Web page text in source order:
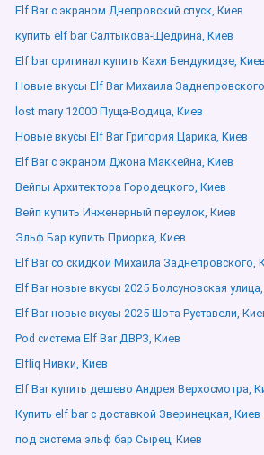
Elf Bar с экраном Днепровский спуск, Киев
купить elf bar Салтыкова-Щедрина, Киев
Elf bar оригинал купить Кахи Бендукидзе, Киев
Новые вкусы Elf Bar Михаила
lost mary 12000 Пуща-Водица, Киев
Новые вкусы Elf Bar Григория Царика, Киев
Elf Bar с экраном Джона Маккейна, Киев
Вейпы Архитектора Городецкого, Киев
Вейп купить Инженерный переулок, Киев
Эльф Бар купить Приорка, Киев
Elf Bar со скидкой Михаила Заднепровского,
Elf Bar новые вкусы 2025 Болсуновская
Elf Bar новые вкусы 2025 Шота Руставели,
Pod система Elf Bar ДВРЗ, Киев
Elfliq Нивки, Киев
Elf Bar купить дешево Андрея Верхосмотра,
Купить elf bar с доставкой Зверинецкая, Киев
под система эльф бар Сырец, Киев